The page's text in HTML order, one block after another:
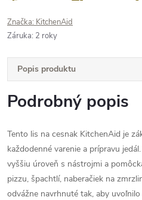
Značka: KitchenAid
Záruka: 2 roky
Popis produktu
Podrobný popis
Tento lis na cesnak KitchenAid je
každodenné varenie a prípravu
vyššiu úroveň s nástrojmi a
pizzu, špachtlí, naberačiek na
odvážne navrhnuté tak, aby